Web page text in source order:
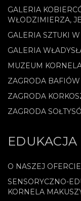
GALERIA
WŁODZIMIERZA,
GALERIA SZTUKI
GALERIA
MUZEUM
ZAGRODA
ZAGRODA
ZAGRODA
EDUKACJA
O NASZEJ OFERCIE
SENSORYCZNO-
KORNELA